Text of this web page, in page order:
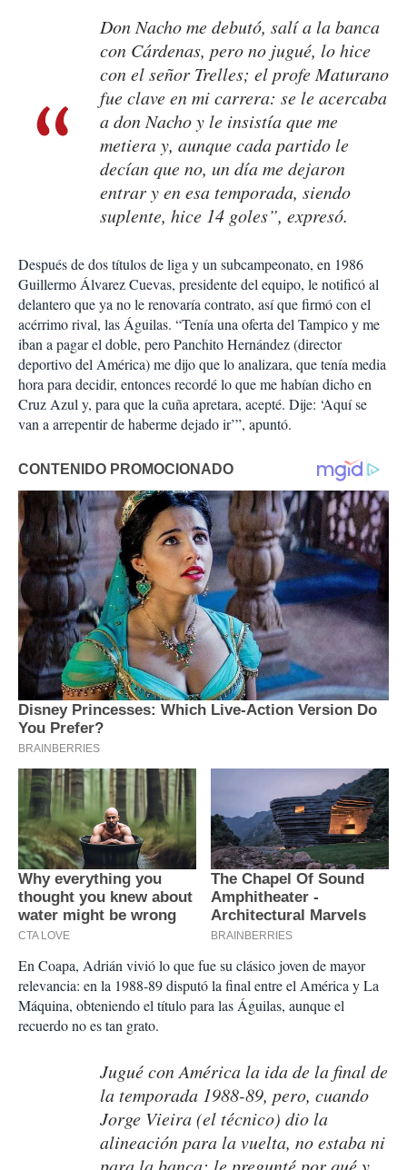
Don Nacho me debutó, salí a la banca
con Cárdenas, pero no jugué, lo hice
con el señor Trelles; el profe Maturano
fue clave en mi carrera: se le acercaba
a don Nacho y le insistía que me
metiera y, aunque cada partido le
decían que no, un día me dejaron
entrar y en esa temporada, siendo
suplente, hice 14 goles”, expresó.
Después de dos títulos de liga y un subcampeonato, en 1986
Guillermo Álvarez Cuevas, presidente del equipo, le notificó al
delantero que ya no le renovaría contrato, así que firmó con el
acérrimo rival, las Águilas. “Tenía una oferta del Tampico y me
iban a pagar el doble, pero Panchito Hernández (director
deportivo del América) me dijo que lo analizara, que tenía media
hora para decidir, entonces recordé lo que me habían dicho en
Cruz Azul y, para que la cuña apretara, acepté. Dije: ‘Aquí se
van a arrepentir de haberme dejado ir’”, apuntó.
En Coapa, Adrián vivió lo que fue su clásico joven de mayor
relevancia: en la 1988-89 disputó la final entre el América y La
Máquina, obteniendo el título para las Águilas, aunque el
recuerdo no es tan grato.
Jugué con América la ida de la final de
la temporada 1988-89, pero, cuando
Jorge Vieira (el técnico) dio la
alineación para la vuelta, no estaba ni